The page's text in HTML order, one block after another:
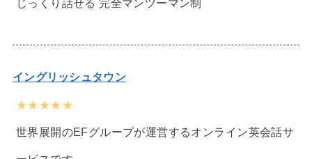
じっくり話せる 完全マンツーマン制
イングリッシュタウン
★★★★★
世界展開のEFグループが運営するオンライン英会話サ